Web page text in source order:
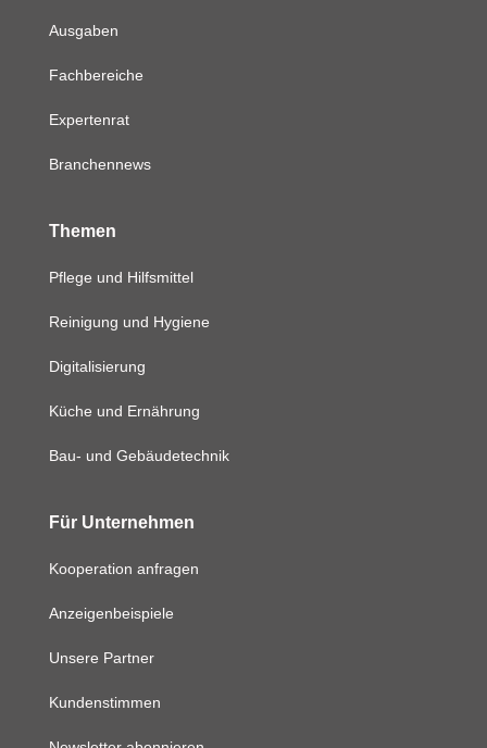
Ausgaben
Fachbereiche
Expertenrat
Branchennews
Themen
Pflege und Hilfsmittel
Reinigung und Hygiene
Digitalisierung
Küche und Ernährung
Bau- und Gebäudetechnik
Für Unternehmen
Kooperation anfragen
Anzeigenbeispiele
Unsere Partner
Kundenstimmen